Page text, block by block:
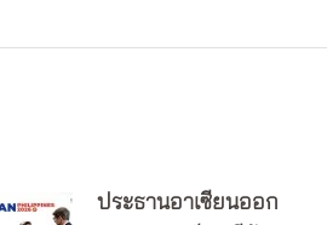
ประธานอาเซียนออก